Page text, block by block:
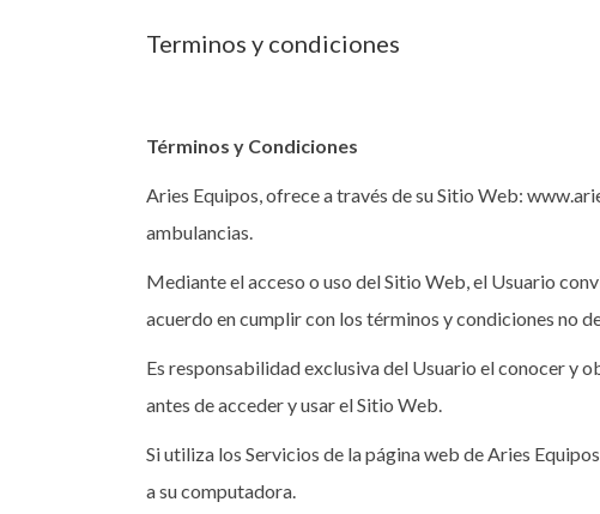
Terminos y condiciones
Términos y Condiciones
Aries Equipos, ofrece a través de su Sitio Web:
ambulancias.
Mediante el acceso o uso del Sitio Web, el Usuario
acuerdo en cumplir con los términos y condiciones no
Es responsabilidad exclusiva del Usuario el conocer y
antes de acceder y usar el Sitio Web.
Si utiliza los Servicios de la página web de Aries
a su computadora.